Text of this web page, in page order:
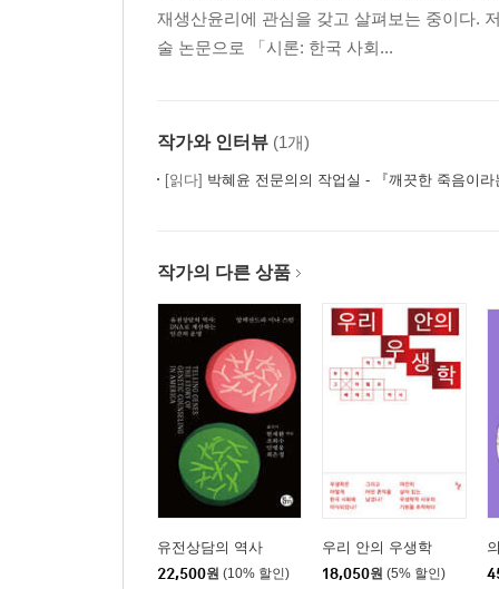
재생산윤리에 관심을 갖고 살펴보는 중이다.
술 논문으로 「시론: 한국 사회...
작가와 인터뷰 (1개)
[읽다] 박혜윤 전문의의 작업실 - 『깨끗한 죽음이
작가의 다른 상품
유전상담의 역사
22,500원 (10% 할인)
우리 안의 우생학
18,050원 (5% 할인)